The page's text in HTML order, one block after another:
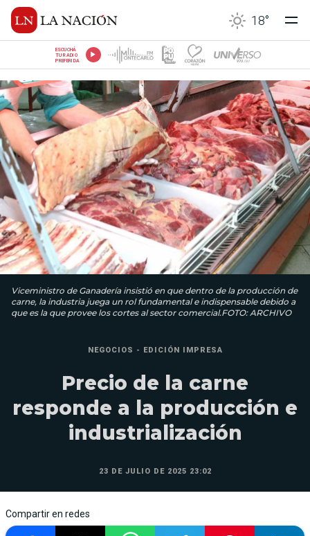
18°
ESCUCHÁ
TU RADIO
PREFERIDA
Viceministro de Ganadería insistió en que dentro de la producción de
carne, la industria juega un rol fundamental e indispensable debido a
que es la que provee los cortes al sector comercial.FOTO: ARCHIVO
NEGOCIOS - EDICIÓN IMPRESA
Precio de la carne
responde a la producción e
industrialización
23 DE JULIO DE 2025 23:02
Compartir en redes